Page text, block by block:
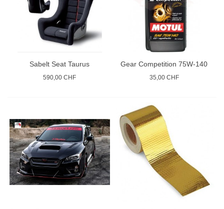
Sabelt Seat Taurus
590,00 CHF
Gear Competition 75W-140
35,00 CHF